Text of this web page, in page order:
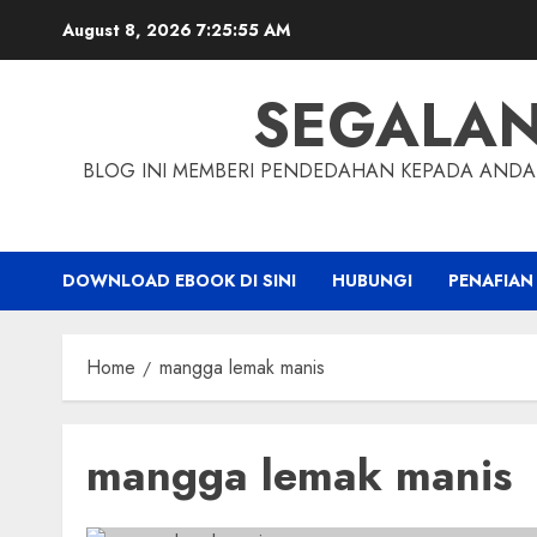
August 8, 2026 7:25:56 AM
BLOG INI MEMBERI PENDEDAHAN KEPADA
DOWNLOAD EBOOK DI SINI HUBUNGI PENAFIAN
Home mangga lemak manis
mangga lemak manis